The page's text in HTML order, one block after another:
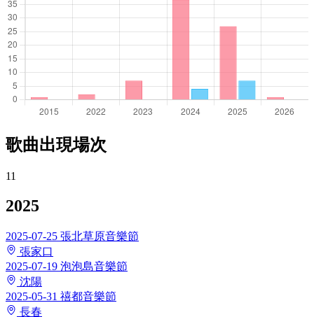
歌曲出現場次
11
2025
2025-07-25 張北草原音樂節
張家口
2025-07-19 泡泡島音樂節
沈陽
2025-05-31 禧都音樂節
長春